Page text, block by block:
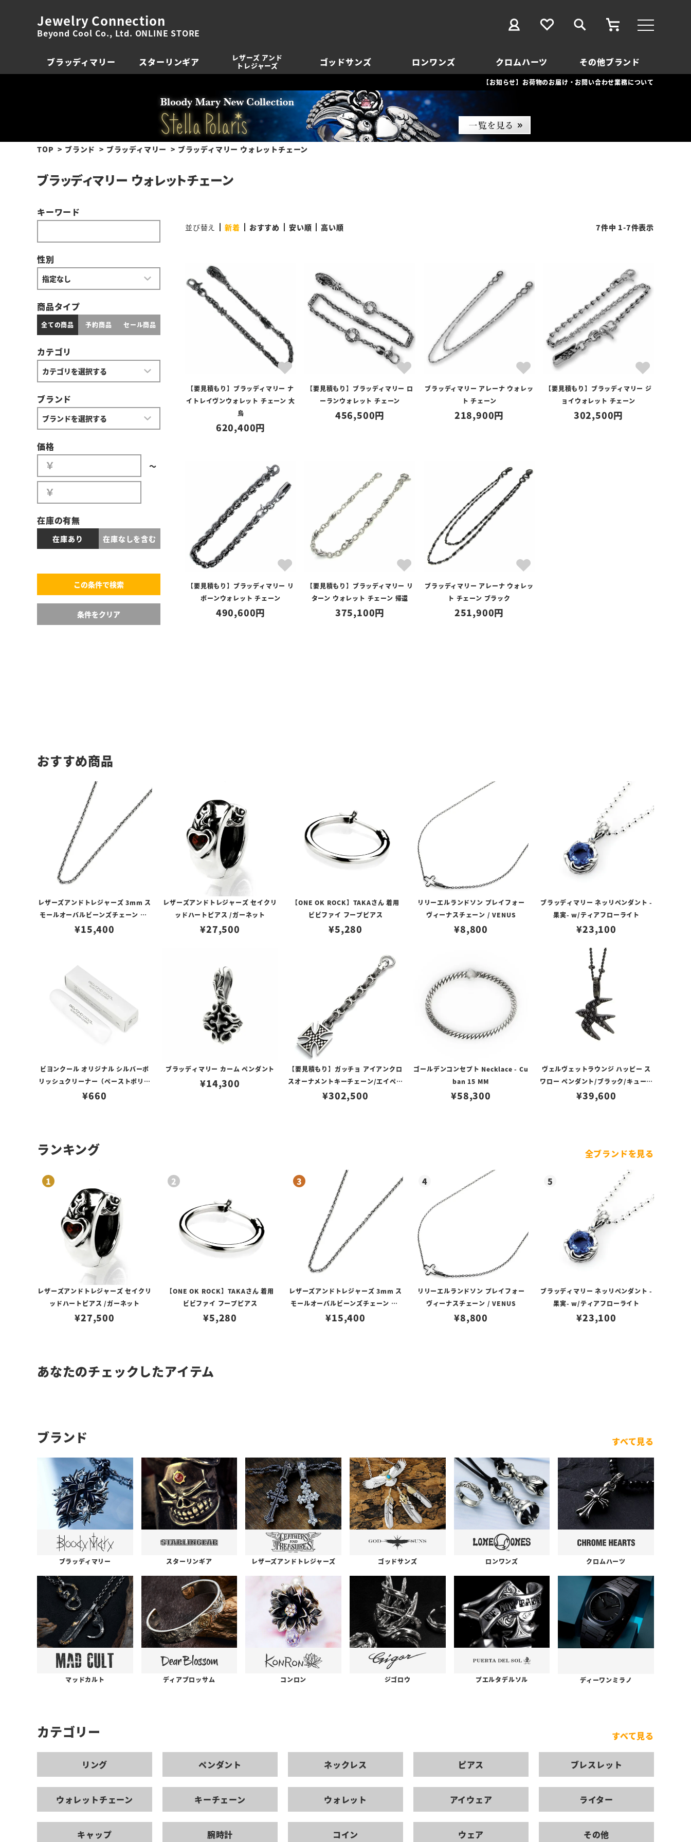
Jewelry Connection
Beyond Cool Co., Ltd. ONLINE STORE
ブラッディマリー スターリンギア
レザーズ アンド
トレジャーズ
ゴッドサンズ ロンワンズ クロムハーツ その他ブランド
【お知らせ】お荷物のお届け・お問い合わせ業務について
TOP ブランド ブラッディマリー ブラッディマリー ウォレットチェーン
ブラッディマリー ウォレットチェーン
キーワード
性別
商品タイプ
全ての商品 予約商品 セール商品
カテゴリ
ブランド
価格
〜
在庫の有無
在庫あり 在庫なしを含む
並び替え 新着 おすすめ 安い順 高い順 7件中 1-7件表示
【要見積もり】ブラッディマリー ナ
イトレイヴンウォレット チェーン 大
烏
620,400
【要見積もり】ブラッディマリー ロ
ーランウォレット チェーン
456,500
ブラッディマリー アレーナ ウォレッ
ト チェーン
218,900
【要見積もり】ブラッディマリー ジ
ョイウォレット チェーン
302,500
【要見積もり】ブラッディマリー リ
ボーンウォレット チェーン
490,600
【要見積もり】ブラッディマリー リ
ターン ウォレット チェーン 帰還
375,100
ブラッディマリー アレーナ ウォレッ
ト チェーン ブラック
251,900
おすすめ商品
レザーズアンドトレジャーズ 3mm ス
モールオーバルビーンズチェーン w/
ロブスタークラスプ＆LTロゴプレート
¥15,400
レザーズアンドトレジャーズ セイクリ
ッドハートピアス /ガーネット
¥27,500
【ONE OK ROCK】TAKAさん 着用
ビビファイ フープピアス
¥5,280
リリーエルランドソン プレイフォー
ヴィーナスチェーン / VENUS
¥8,800
ブラッディマリー ネッリペンダント -
果実- w/ティアフローライト
¥23,100
ビヨンクール オリジナル シルバーポ
リッシュクリーナー（ペーストポリッ
シュ）
¥660
ブラッディマリー カーム ペンダント
¥14,300
【要見積もり】ガッチョ アイアンクロ
スオーナメントキーチェーン/エイペッ
クスハンターノッカー Ver. フィン＆
¥302,500
ゴールデンコンセプト Necklace - Cu
ban 15 MM
¥58,300
ヴェルヴェットラウンジ ハッピー ス
ワロー ペンダント/ブラック/キュービ
ックジルコニア
¥39,600
ランキング 全ブランドを見る
レザーズアンドトレジャーズ セイクリ
ッドハートピアス /ガーネット
¥27,500
【ONE OK ROCK】TAKAさん 着用
ビビファイ フープピアス
¥5,280
レザーズアンドトレジャーズ 3mm ス
モールオーバルビーンズチェーン w/
ロブスタークラスプ＆LTロゴプレート
¥15,400
リリーエルランドソン プレイフォー
ヴィーナスチェーン / VENUS
¥8,800
ブラッディマリー ネッリペンダント -
果実- w/ティアフローライト
¥23,100
あなたのチェックしたアイテム
ブランド すべて見る
ブラッディマリー スターリンギア レザーズアンドトレジャーズ ゴッドサンズ ロンワンズ クロムハーツ
マッドカルト ディアブロッサム コンロン ジゴロウ プエルタデルソル ディーワンミラノ
カテゴリー すべて見る
リング ペンダント ネックレス ピアス ブレスレット
ウォレットチェーン キーチェーン ウォレット アイウェア ライター
キャップ 腕時計 コイン ウェア その他